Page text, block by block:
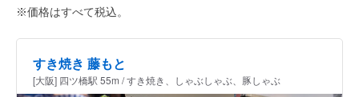
※価格はすべて税込。
すき焼き 藤もと
[大阪] 四ツ橋駅 55m / すき焼き、しゃぶしゃぶ、豚しゃぶ